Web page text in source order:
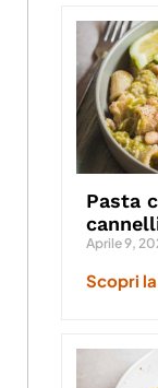
Pasta
Aprile 9,
Scopri